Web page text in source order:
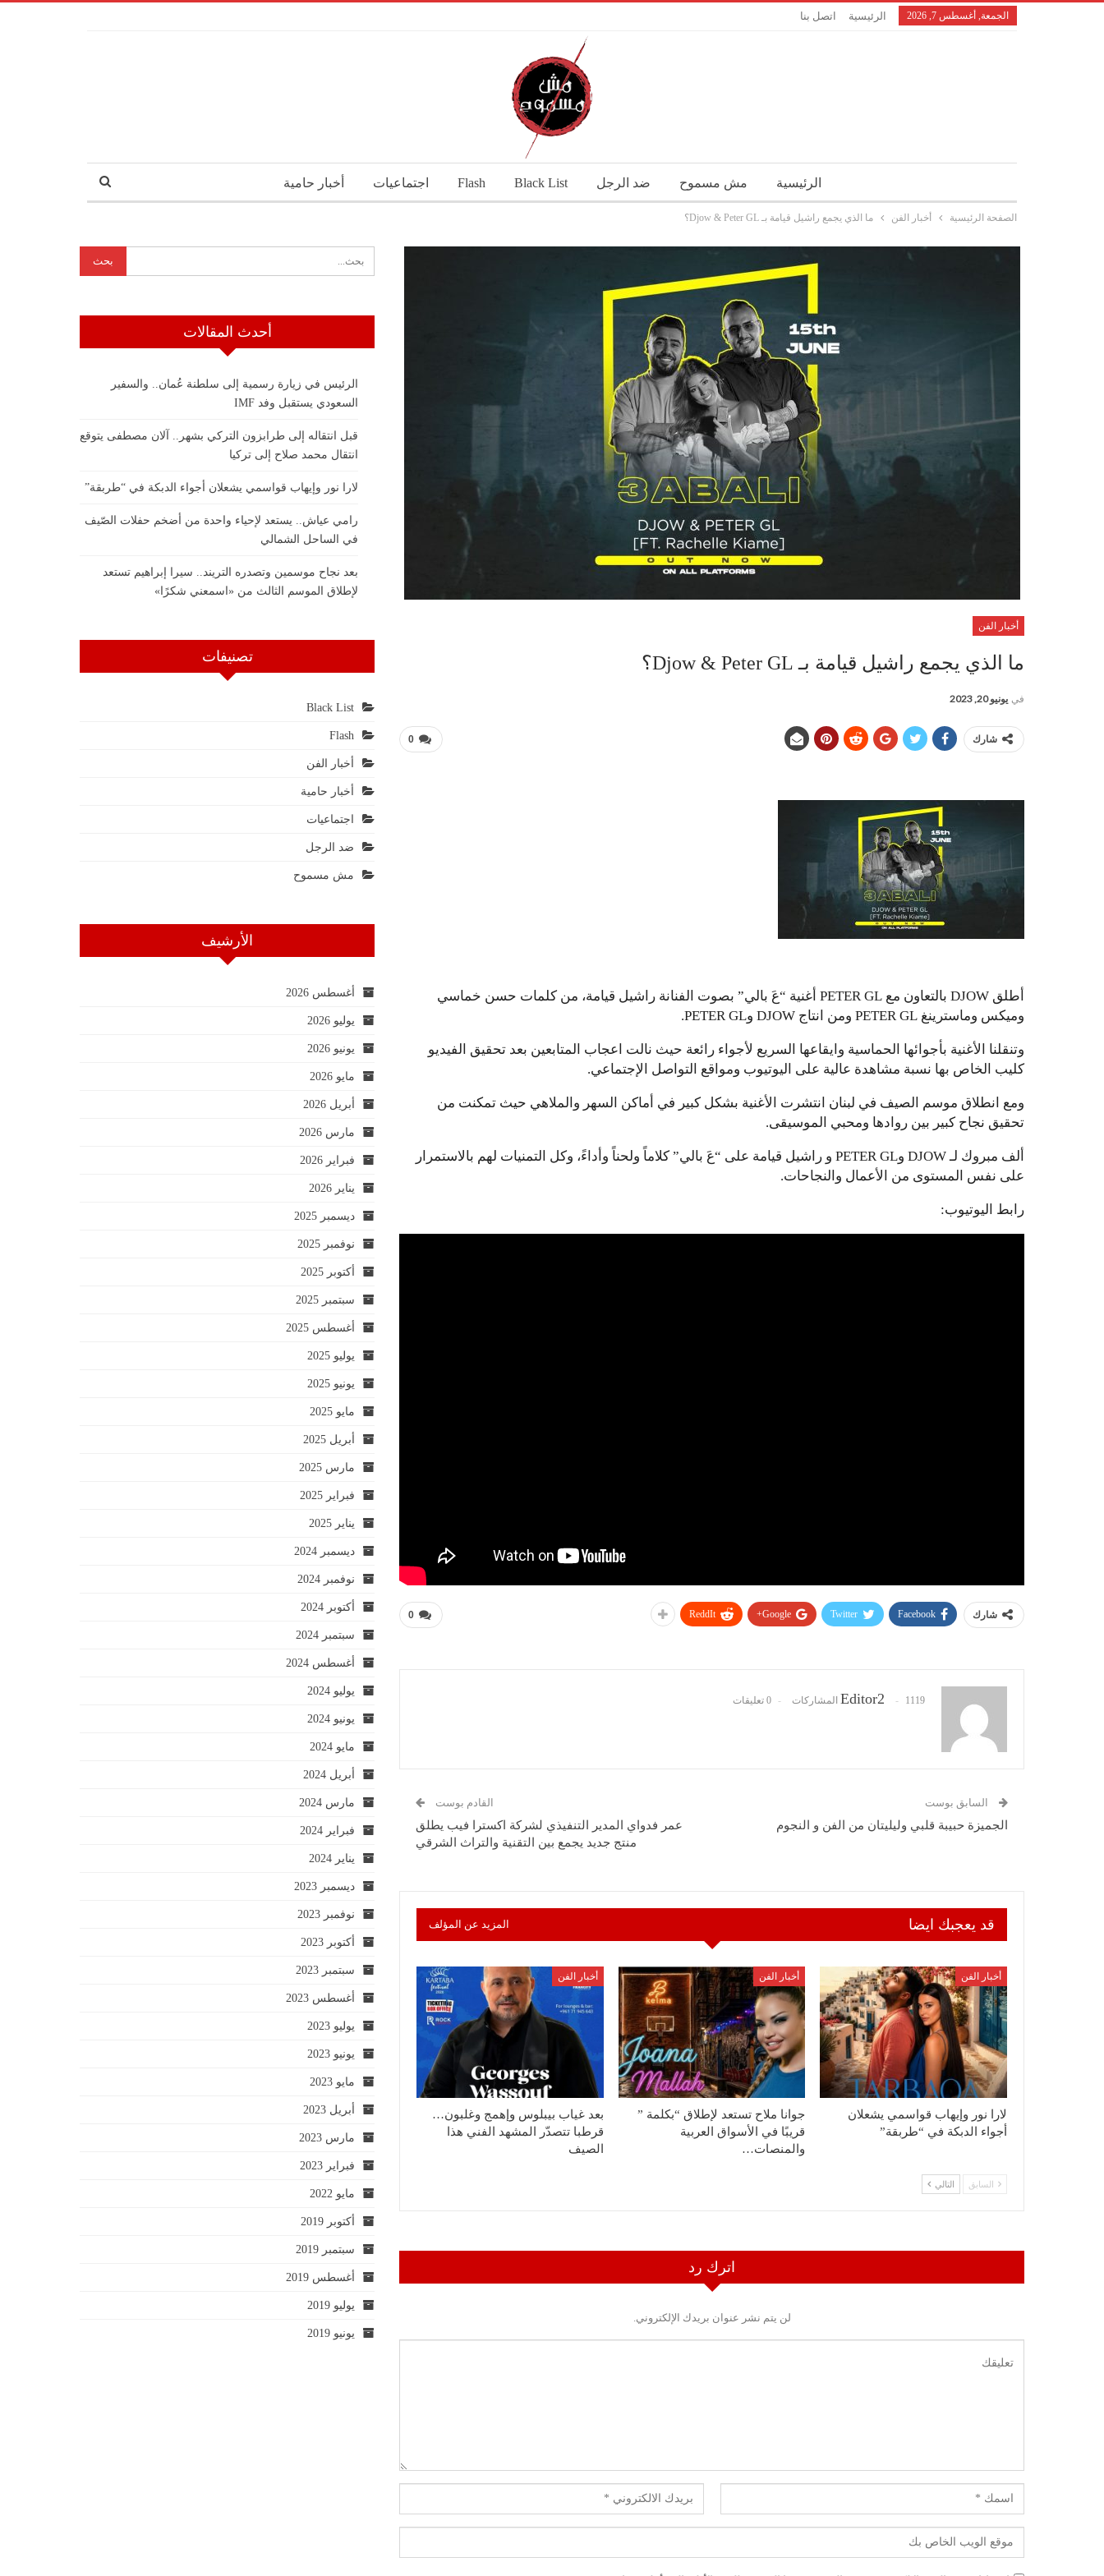
الجمعة, أغسطس 7, 2026 الرئيسية اتصل بنا
الرئيسية مش مسموح ضد الرجل Black List
Flash اجتماعيات أخبار حامية
الصفحة الرئيسية أخبار الفن ما الذي يجمع راشيل قيامة بـ Djow & Peter GL؟
أخبار الفن
ما الذي يجمع راشيل قيامة بـ Djow & Peter GL؟
في يونيو 20, 2023
0 شارك
أطلق DJOW بالتعاون مع PETER GL أغنية “عَ بالي” بصوت الفنانة راشيل قيامة، من كلمات حسن خماسي
وميكس وماسترينغ PETER GL ومن انتاج DJOW وPETER GL.
وتنقلنا الأغنية بأجوائها الحماسية وايقاعها السريع لأجواء رائعة حيث نالت اعجاب المتابعين بعد تحقيق الفيديو
كليب الخاص بها نسبة مشاهدة عالية على اليوتيوب ومواقع التواصل الإجتماعي.
ومع انطلاق موسم الصيف في لبنان انتشرت الأغنية بشكل كبير في أماكن السهر والملاهي حيث تمكنت من
تحقيق نجاح كبير بين روادها ومحبي الموسيقى.
ألف مبروك لـ DJOW وPETER GL و راشيل قيامة على “عَ بالي” كلاماً ولحناً وأداءً، وكل التمنيات لهم بالاستمرار
على نفس المستوى من الأعمال والنجاحات.
رابط اليوتيوب:
0 شارك Facebook
Twitter
Google+
ReddIt
Editor2 1119 المشاركات 0 تعليقات
السابق بوست
الجميزة حبيبة قلبي وليليتان من الفن و النجوم
القادم بوست
عمر فدواي المدير التنفيذي لشركة اكسترا فيب يطلق
منتج جديد يجمع بين التقنية والتراث الشرقي
قد يعجبك ايضا المزيد عن المؤلف
أخبار الفن
لارا نور وإيهاب قواسمي يشعلان
أجواء الدبكة في “طربقة”
أخبار الفن
جوانا ملاح تستعد لإطلاق “بكلمة ”
قريبًا في الأسواق العربية
والمنصات…
أخبار الفن
بعد غياب بيبلوس وإهمج وغلبون…
قرطبا تتصدّر المشهد الفني هذا
الصيف
السابق التالي
اترك رد
لن يتم نشر عنوان بريدك الإلكتروني.
أحدث المقالات
الرئيس في زيارة رسمية إلى سلطنة عُمان.. والسفير
السعودي يستقبل وفد IMF
قبل انتقاله إلى طرابزون التركي بشهر.. آلان مصطفى يتوقع
انتقال محمد صلاح إلى تركيا
لارا نور وإيهاب قواسمي يشعلان أجواء الدبكة في “طربقة”
رامي عياش.. يستعد لإحياء واحدة من أضخم حفلات الصّيف
في الساحل الشمالي
بعد نجاح موسمين وتصدره التريند.. سيرا إبراهيم تستعد
لإطلاق الموسم الثالث من «اسمعني شكرًا»
تصنيفات
Black List
Flash
أخبار الفن
أخبار حامية
اجتماعيات
ضد الرجل
مش مسموح
الأرشيف
أغسطس 2026
يوليو 2026
يونيو 2026
مايو 2026
أبريل 2026
مارس 2026
فبراير 2026
يناير 2026
ديسمبر 2025
نوفمبر 2025
أكتوبر 2025
سبتمبر 2025
أغسطس 2025
يوليو 2025
يونيو 2025
مايو 2025
أبريل 2025
مارس 2025
فبراير 2025
يناير 2025
ديسمبر 2024
نوفمبر 2024
أكتوبر 2024
سبتمبر 2024
أغسطس 2024
يوليو 2024
يونيو 2024
مايو 2024
أبريل 2024
مارس 2024
فبراير 2024
يناير 2024
ديسمبر 2023
نوفمبر 2023
أكتوبر 2023
سبتمبر 2023
أغسطس 2023
يوليو 2023
يونيو 2023
مايو 2023
أبريل 2023
مارس 2023
فبراير 2023
مايو 2022
أكتوبر 2019
سبتمبر 2019
أغسطس 2019
يوليو 2019
يونيو 2019